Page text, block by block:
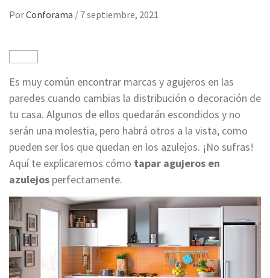
PorConforama / 7 septiembre, 2021
Es muy común encontrar marcas y agujeros en las
paredes cuando cambias la distribución o decoración de
tu casa. Algunos de ellos quedarán escondidos y no
serán una molestia, pero habrá otros a la vista, como
pueden ser los que quedan en los azulejos. ¡No sufras!
Aquí te explicaremos cómo tapar agujeros en
azulejos perfectamente.